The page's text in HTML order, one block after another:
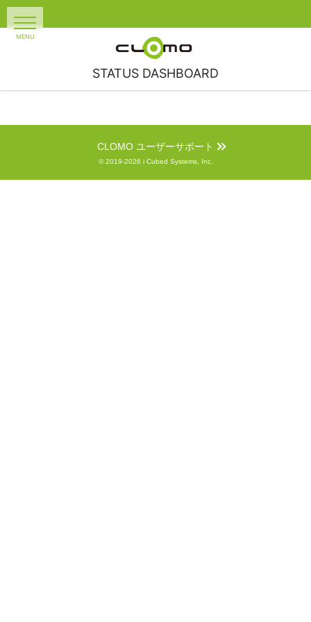
STATUS DASHBOARD
CLOMO ユーザーサポート
© 2019-2026 i Cubed Systems, Inc.